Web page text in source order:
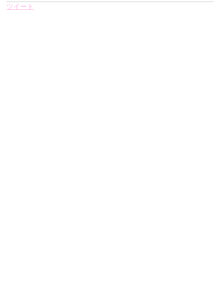
ツイート